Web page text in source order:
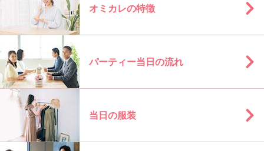
オミカレの特徴
パーティー当日の流れ
当日の服装